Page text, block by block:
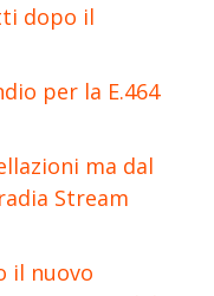
dopo il
per la E.464
ma dal
Stream
il nuovo